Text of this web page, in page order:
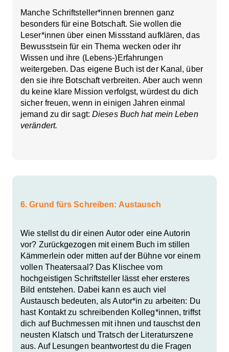
Manche Schriftsteller*innen brennen ganz
besonders für eine Botschaft. Sie wollen die
Leser*innen über einen Missstand aufklären, das
Bewusstsein für ein Thema wecken oder ihr
Wissen und ihre (Lebens-)Erfahrungen
weitergeben. Das eigene Buch ist der Kanal, über
den sie ihre Botschaft verbreiten. Aber auch wenn
du keine klare Mission verfolgst, würdest du dich
sicher freuen, wenn in einigen Jahren einmal
jemand zu dir sagt: Dieses Buch hat mein Leben
verändert.
6. Grund fürs Schreiben: Austausch
Wie stellst du dir einen Autor oder eine Autorin
vor? Zurückgezogen mit einem Buch im stillen
Kämmerlein oder mitten auf der Bühne vor einem
vollen Theatersaal? Das Klischee vom
hochgeistigen Schriftsteller lässt eher ersteres
Bild entstehen. Dabei kann es auch viel
Austausch bedeuten, als Autor*in zu arbeiten: Du
hast Kontakt zu schreibenden Kolleg*innen, triffst
dich auf Buchmessen mit ihnen und tauschst den
neusten Klatsch und Tratsch der Literaturszene
aus. Auf Lesungen beantwortest du die Fragen